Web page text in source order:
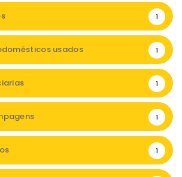
1
usados 1
1
1
1